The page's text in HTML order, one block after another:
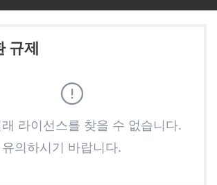
규제
라이선스를 찾을 수 없습니다.
의하시기 바랍니다.